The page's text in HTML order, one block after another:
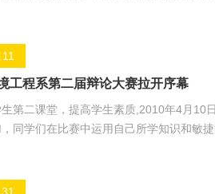
闭儿童能得到社会更多的关注，也希望他
工程系第二届辩论大赛拉开序幕
第二课堂，提高学生素质,2010年4月10日，汽车
同学们在比赛中运用自己所学知识和敏
辩论赛现场 辩论赛现场